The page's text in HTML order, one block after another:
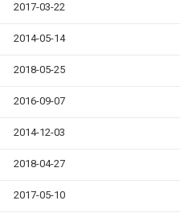
2017-03-22
2014-05-14
2018-05-25
2016-09-07
2014-12-03
2018-04-27
2017-05-10